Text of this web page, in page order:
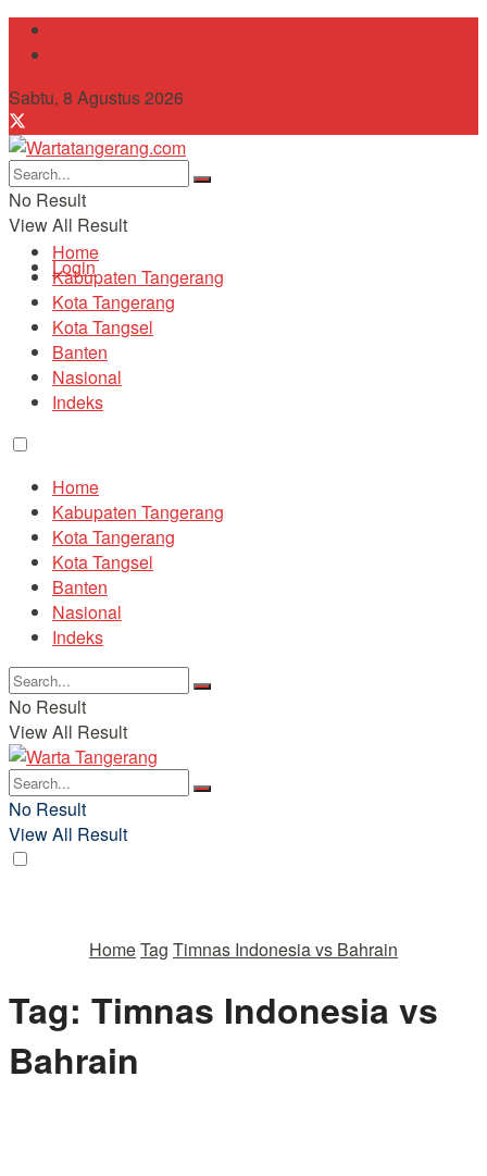
Sabtu, 8 Agustus 2026
No Result
View All Result
Login
Home
Kabupaten Tangerang
Kota Tangerang
Kota Tangsel
Banten
Nasional
Indeks
Home
Kabupaten Tangerang
Kota Tangerang
Kota Tangsel
Banten
Nasional
Indeks
No Result
View All Result
No Result
View All Result
HomeTag Timnas Indonesia vs Bahrain
Tag: Timnas Indonesia vs
Bahrain